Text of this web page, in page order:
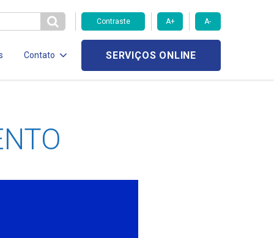
Contraste A+ A-
Contato SERVIÇOS ONLINE